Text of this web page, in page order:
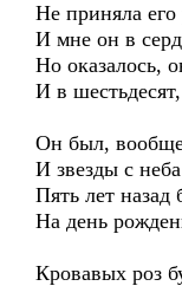
Не приняла его
И мне он в
Но оказалось,
И в
Он был,
И звезды с
Пять лет назад
На день
Кровавых роз